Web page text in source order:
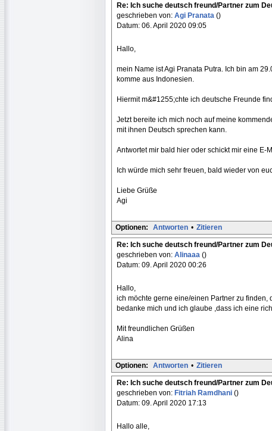
Re: Ich suche deutsch freund/Partner zum
geschrieben von: Agi Pranata ()
Datum: 06. April 2020 09:05
Hallo,
mein Name ist Agi Pranata Putra. Ich bin am
komme aus Indonesien.
Hiermit m&#1255;chte ich deutsche Freunde
Jetzt bereite ich mich noch auf meine
mit ihnen Deutsch sprechen kann.
Antwortet mir bald hier oder schickt mir eine E-
Ich würde mich sehr freuen, bald wieder von
Liebe Grüße
Agi
Optionen: Antworten • Zitieren
Re: Ich suche deutsch freund/Partner zum
geschrieben von: Alinaaa ()
Datum: 09. April 2020 00:26
Hallo,
ich möchte gerne eine/einen Partner zu
bedanke mich und ich glaube ,dass ich eine
Mit freundlichen Grüßen
Alina
Optionen: Antworten • Zitieren
Re: Ich suche deutsch freund/Partner zum
geschrieben von: Fitriah Ramdhani ()
Datum: 09. April 2020 17:13
Hallo alle,